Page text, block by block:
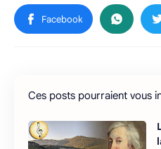
Ces posts pourraient vous